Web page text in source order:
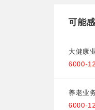
可能
大健康
6000-
养老业
6000-